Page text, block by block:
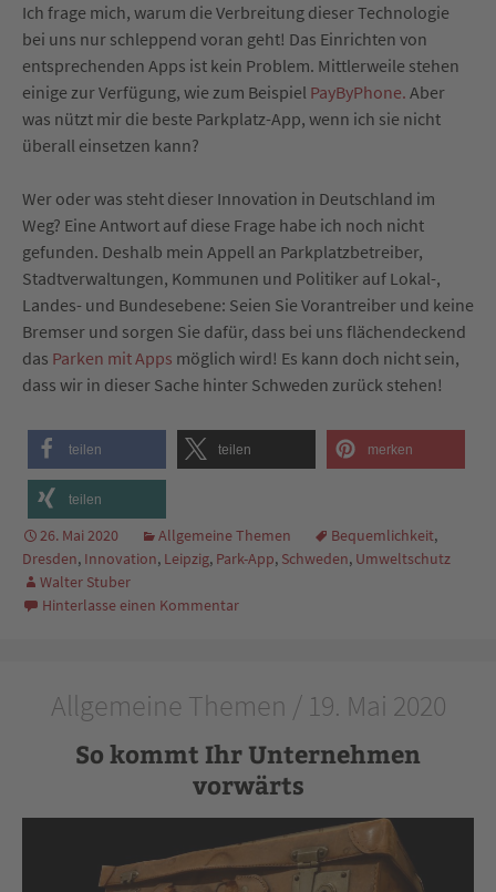
Ich frage mich, warum die Verbreitung dieser Technologie
bei uns nur schleppend voran geht! Das Einrichten von
entsprechenden Apps ist kein Problem. Mittlerweile stehen
einige zur Verfügung, wie zum Beispiel PayByPhone. Aber
was nützt mir die beste Parkplatz-App, wenn ich sie nicht
überall einsetzen kann?
Wer oder was steht dieser Innovation in Deutschland im
Weg? Eine Antwort auf diese Frage habe ich noch nicht
gefunden. Deshalb mein Appell an Parkplatzbetreiber,
Stadtverwaltungen, Kommunen und Politiker auf Lokal-,
Landes- und Bundesebene: Seien Sie Vorantreiber und keine
Bremser und sorgen Sie dafür, dass bei uns flächendeckend
das Parken mit Apps möglich wird! Es kann doch nicht sein,
dass wir in dieser Sache hinter Schweden zurück stehen!
teilen teilen merken
teilen
26. Mai 2020 Allgemeine Themen Bequemlichkeit,
Dresden, Innovation, Leipzig, Park-App, Schweden, Umweltschutz
Walter Stuber
Hinterlasse einen Kommentar
Allgemeine Themen / 19. Mai 2020
So kommt Ihr Unternehmen
vorwärts